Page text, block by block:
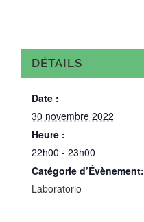
DÉTAILS
Date :
30 novembre 2022
Heure :
22h00 - 23h00
Catégorie d’Évènement:
Laboratorio